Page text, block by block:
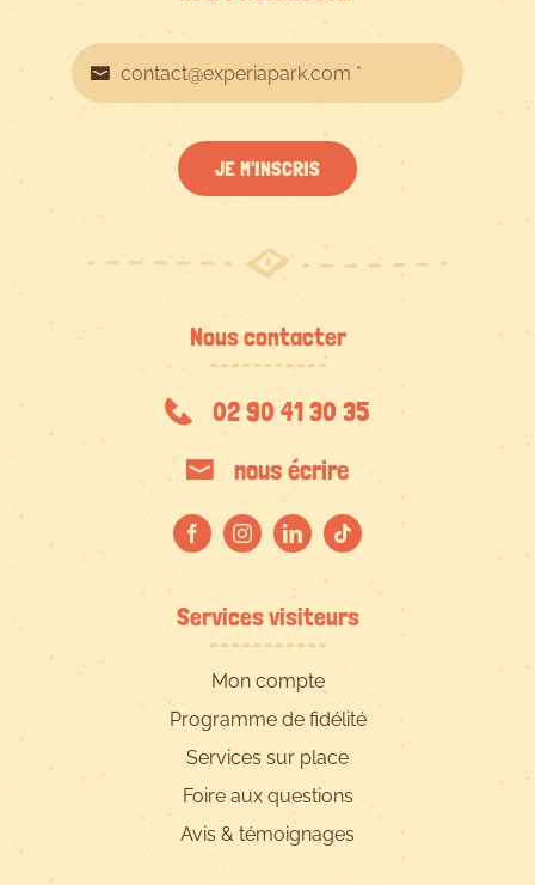
JE M'INSCRIS
Nous contacter
02 90 41 30 35
nous écrire
Services visiteurs
Mon compte
Programme de fidélité
Services sur place
Foire aux questions
Avis & témoignages